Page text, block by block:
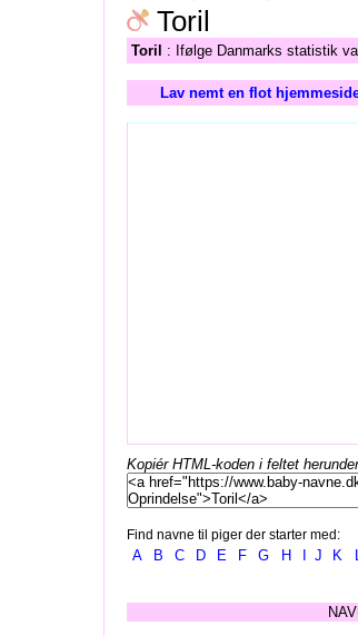
Toril
Toril : Ifølge Danmarks statistik
Lav nemt en flot
Kopiér HTML-koden i feltet
Find navne til piger der starter med:
A B C D E F G H J K